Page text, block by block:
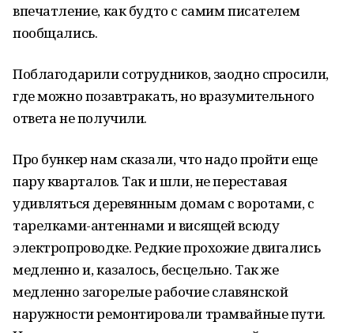
впечатление, как будто с самим писателем
пообщались.
Поблагодарили сотрудников, заодно спросили,
где можно позавтракать, но вразумительного
ответа не получили.
Про бункер нам сказали, что надо пройти еще
пару кварталов. Так и шли, не переставая
удивляться деревянным домам с воротами, с
тарелками-антеннами и висящей всюду
электропроводке. Редкие прохожие двигались
медленно и, казалось, бесцельно. Так же
медленно загорелые рабочие славянской
наружности ремонтировали трамвайные пути.